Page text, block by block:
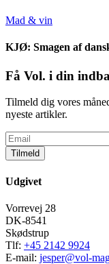
Mad & vin
KJØ: Smagen af
Få Vol. i din
Tilmeld dig vores
nyeste artikler.
Tilmeld
Udgivet
Vorrevej 28
DK-8541
Skødstrup
Tlf: +45 2142 9924
E-mail: jesper@vol-